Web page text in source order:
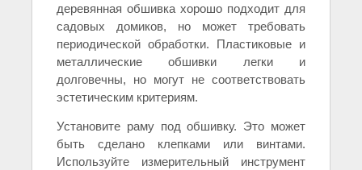
деревянная обшивка хорошо подходит для
садовых домиков, но может требовать
периодической обработки. Пластиковые и
металлические обшивки легки и
долговечны, но могут не соответствовать
эстетическим критериям.
Установите раму под обшивку. Это может
быть сделано клепками или винтами.
Используйте измерительный инструмент